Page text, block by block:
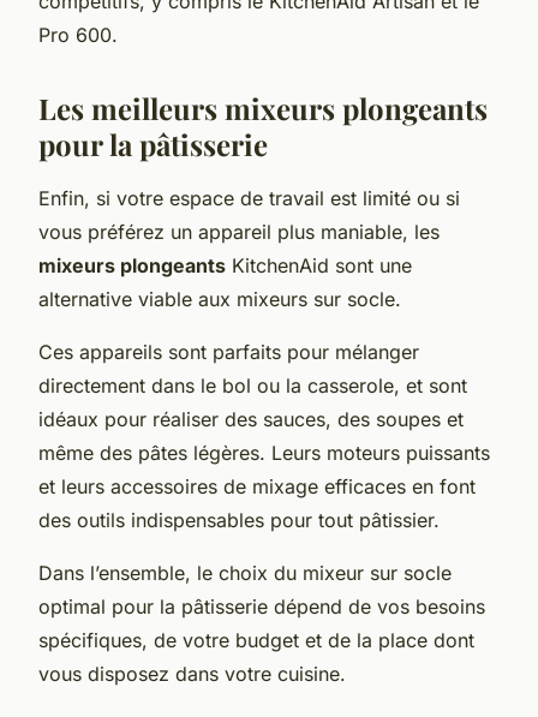
Pro 600.
Les meilleurs mixeurs plongeants
pour la pâtisserie
Enfin, si votre espace de travail est limité ou si
vous préférez un appareil plus maniable, les
mixeurs plongeants KitchenAid sont une
alternative viable aux mixeurs sur socle.
Ces appareils sont parfaits pour mélanger
directement dans le bol ou la casserole, et sont
idéaux pour réaliser des sauces, des soupes et
même des pâtes légères. Leurs moteurs puissants
et leurs accessoires de mixage efficaces en font
des outils indispensables pour tout pâtissier.
Dans l’ensemble, le choix du mixeur sur socle
optimal pour la pâtisserie dépend de vos besoins
spécifiques, de votre budget et de la place dont
vous disposez dans votre cuisine.